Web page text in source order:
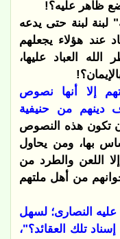
ظاهر عليه؟!
لبنة حتى يدعه
عند هؤلاء يجعلهم
الله العباد عليها،
إلا أنها نصوص
دينهم من حنيفية
تكون هذه النصوص
بها، ومن يحاول
اللعن والطرد من
من أهل ملتهم
النصارى؛ لسهل
تلك العقائد؟"،